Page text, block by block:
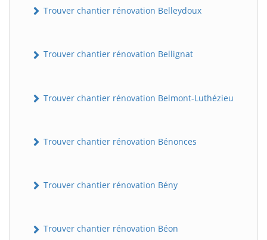
Trouver chantier rénovation Belleydoux
Trouver chantier rénovation Bellignat
Trouver chantier rénovation Belmont-Luthézieu
Trouver chantier rénovation Bénonces
Trouver chantier rénovation Bény
Trouver chantier rénovation Béon